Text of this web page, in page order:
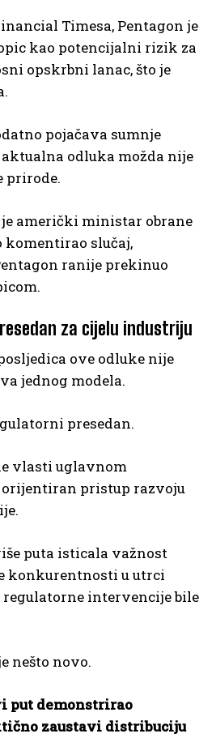
Timesa, Pentagon je
kao potencijalni rizik za
opskrbni lanac, što je
pojačava sumnje
odluka možda nije
prirode.
je američki ministar obrane
komentirao slučaj,
ranije prekinuo
za cijelu industriju
ove odluke nije
jednog modela.
presedan.
vlasti uglavnom
pristup razvoju
puta isticala važnost
konkurentnosti u utrci
intervencije bile
nešto novo.
put demonstrirao
zaustavi distribuciju